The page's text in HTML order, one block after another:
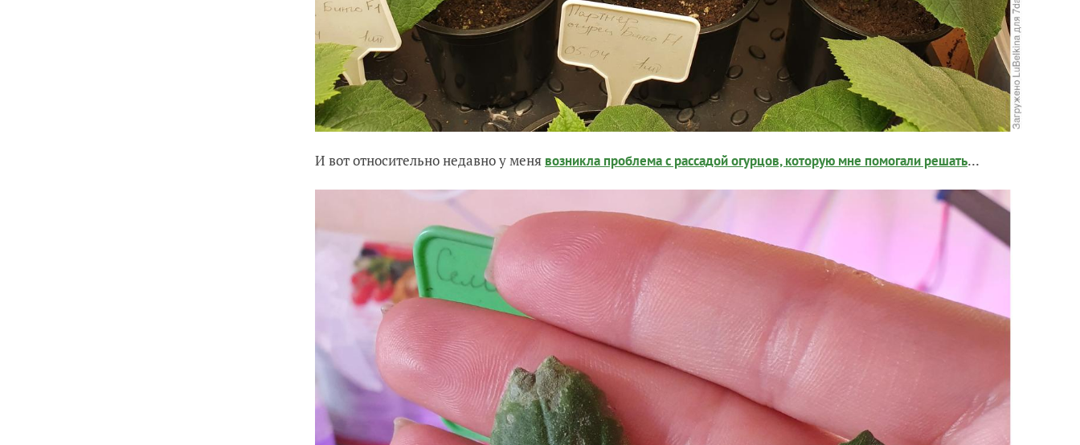
И вот относительно недавно у меня возникла проблема с рассадой огурцов, которую мне помогали решать...